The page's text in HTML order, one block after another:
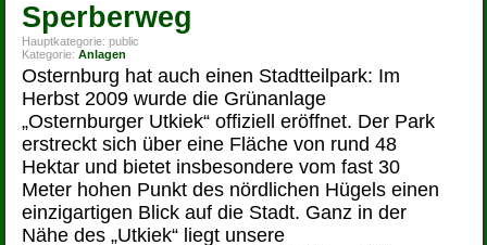
Sperberweg
Hauptkategorie: public
Kategorie: Anlagen
Osternburg hat auch einen Stadtteilpark: Im
Herbst 2009 wurde die Grünanlage
„Osternburger Utkiek“ offiziell eröffnet. Der Park
erstreckt sich über eine Fläche von rund 48
Hektar und bietet insbesondere vom fast 30
Meter hohen Punkt des nördlichen Hügels einen
einzigartigen Blick auf die Stadt. Ganz in der
Nähe des „Utkiek“ liegt unsere